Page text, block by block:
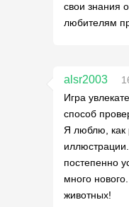
свои знания
любителям
alsr2003
Игра
способ
Я люблю, как
постепенно
много
животных!